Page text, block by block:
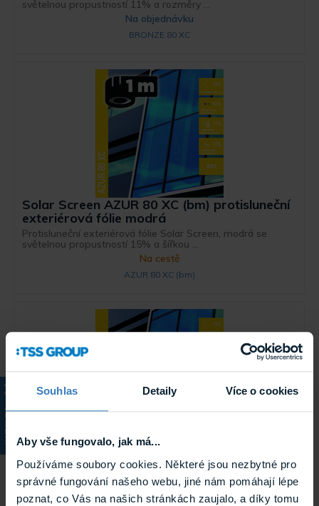
Souhlas Detaily Více o cookies
Aby vše fungovalo, jak má...
Používáme soubory cookies. Některé jsou nezbytné pro
správné fungování našeho webu, jiné nám pomáhají lépe
poznat, co Vás na našich stránkách zaujalo, a díky tomu
KATALOG
světelnou propustností 11% a rozměry ...
Na objednávku
BRONZE 80 XC
Solar Screen AZUR 80 XC (bm) protisluneční
exteriérová fólie modrá
Protisluneční exteriérová fólie Solar Screen, modrá se
světelnou propustností 15% a šířkou ...
Na cestě
AZUR 80 XC (bm)
Solar Screen AZUR 80 XC protisluneční
exteriérová fólie modrá
Protisluneční exteriérová fólie Solar Screen, modrá se
světelnou propustností 15% a rozměry ...
Na objednávku